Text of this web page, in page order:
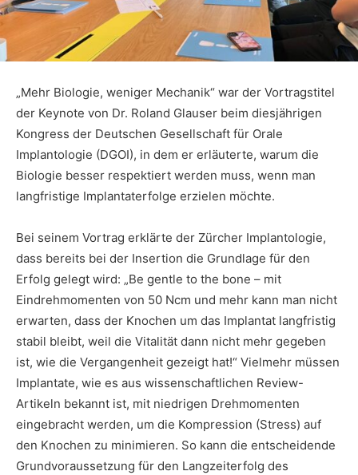
„Mehr Biologie, weniger Mechanik“ war der Vortragstitel
der Keynote von Dr. Roland Glauser beim diesjährigen
Kongress der Deutschen Gesellschaft für Orale
Implantologie (DGOI), in dem er erläuterte, warum die
Biologie besser respektiert werden muss, wenn man
langfristige Implantaterfolge erzielen möchte.
Bei seinem Vortrag erklärte der Zürcher Implantologie,
dass bereits bei der Insertion die Grundlage für den
Erfolg gelegt wird: „Be gentle to the bone – mit
Eindrehmomenten von 50 Ncm und mehr kann man nicht
erwarten, dass der Knochen um das Implantat langfristig
stabil bleibt, weil die Vitalität dann nicht mehr gegeben
ist, wie die Vergangenheit gezeigt hat!“ Vielmehr müssen
Implantate, wie es aus wissenschaftlichen Review-
Artikeln bekannt ist, mit niedrigen Drehmomenten
eingebracht werden, um die Kompression (Stress) auf
den Knochen zu minimieren. So kann die entscheidende
Grundvoraussetzung für den Langzeiterfolg des